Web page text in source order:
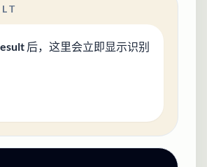
后，这里会立即显示识别